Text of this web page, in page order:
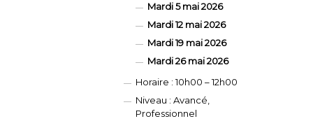
Mardi 5 mai 2026
Mardi12 mai 2026
Mardi19 mai 2026
Mardi26 mai 2026
Horaire : 10h00 – 12h00
Niveau : Avancé,
Professionnel